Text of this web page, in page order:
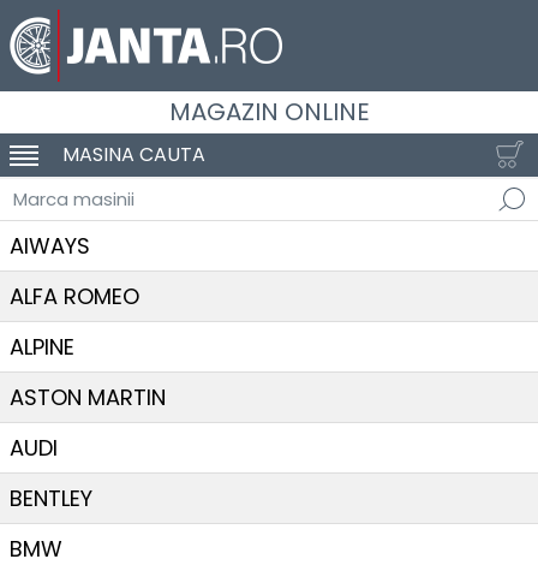
MAGAZIN ONLINE
SCHIMBA NAVIGAREA
MASINA CAUTA
Marca masinii
AIWAYS
ALFA ROMEO
ALPINE
ASTON MARTIN
AUDI
BENTLEY
BMW